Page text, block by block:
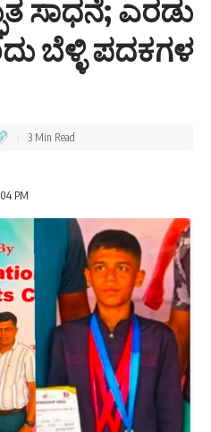
ಸಾಧನೆ; ಎರಡು
ಬೆಳ್ಳಿ ಪದಕಗಳ
PM
3 Min Read